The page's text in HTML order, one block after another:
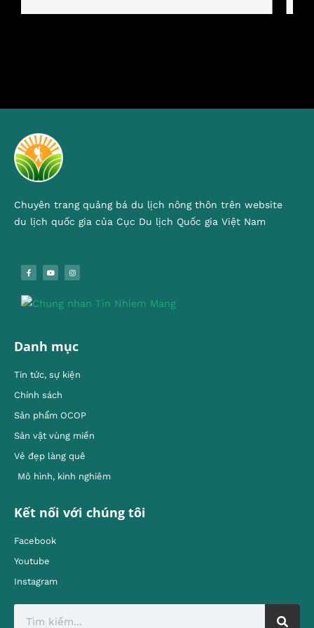
Chuyên trang quảng bá du lịch nông thôn trên website
du lịch quốc gia của Cục Du lịch Quốc gia Việt Nam
Danh mục
Tin tức, sự kiện
Chính sách
Sản phẩm OCOP
Sản vật vùng miền
Vẻ đẹp làng quê
Mô hình, kinh nghiêm
Kết nối với chúng tôi
Facebook
Youtube
Instagram